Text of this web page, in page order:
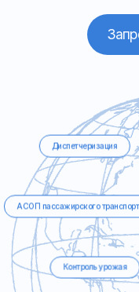
Контроль урожая
АСОП пассажирского транспорта
Пассажироподсчёт